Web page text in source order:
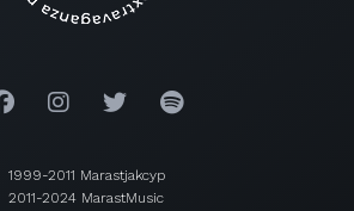
1999-2011 Marastjakcyp
2011-2024 MarastMusic